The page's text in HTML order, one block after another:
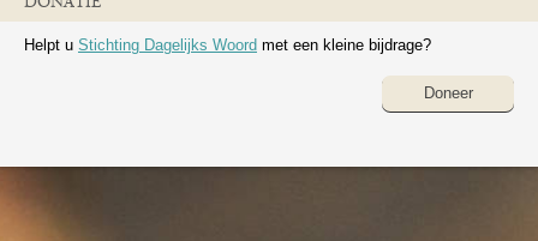
DONATIE
Helpt u Stichting Dagelijks Woord met een kleine bijdrage?
Doneer